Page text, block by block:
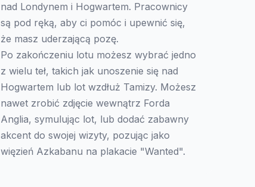
nad Londynem i Hogwartem. Pracownicy
są pod ręką, aby ci pomóc i upewnić się,
że masz uderzającą pozę.
Po zakończeniu lotu możesz wybrać jedno
z wielu teł, takich jak unoszenie się nad
Hogwartem lub lot wzdłuż Tamizy. Możesz
nawet zrobić zdjęcie wewnątrz Forda
Anglia, symulując lot, lub dodać zabawny
akcent do swojej wizyty, pozując jako
więzień Azkabanu na plakacie "Wanted".